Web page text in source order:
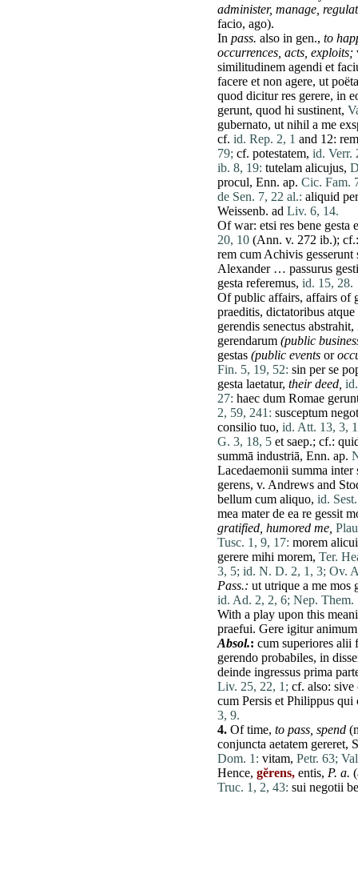
administer, manage,
facio, ago).
In pass. also in gen., to
occurrences, acts, exploits;
similitudinem agendi et
facere et non agere, ut poëta
quod dicitur res gerere, in
gerunt, quod hi sustinent,
gubernato, ut nihil a me
cf. id. Rep. 2, 1 and 12: rem
79; cf. potestatem, id. Verr.
ib. 8, 19: tutelam alicujus,
procul, Enn. ap. Cic. Fam.
de Sen. 7, 22 al.: aliquid per
Weissenb. ad Liv. 6, 14.
Of war: etsi res bene gesta
20, 10 (Ann. v. 272 ib.);
rem cum Achivis gesserunt
Alexander… passurus
gesta referemus, id. 15, 28.
Of public affairs, affairs of
praeditis, dictatoribus atque
gerendis senectus abstrahit,
gerendarum (public
gestas (public events or
Fin. 5, 19, 52: sin per se
gesta laetatur, their deed,
27: haec dum Romae
2, 59, 241: susceptum
consilio tuo, id. Att. 13, 3,
G. 3, 18, 5 et saep.; cf.:
summā industriā, Enn. ap.
Lacedaemonii summa inter
gerens, v. Andrews and
bellum cum aliquo, id.
mea mater de ea re gessit
gratified, humored me
Tusc. 1, 9, 17: morem alicui
gerere mihi morem, Ter.
3, 5; id. N. D. 2, 1, 3; Ov.
Pass.: ut utrique a me mos
id. Ad. 2, 2, 6; Nep. Them.
With a play upon this
praefui. Gere igitur animum
Absol.: cum superiores alii
gerendo probabiles, in
deinde ingressus prima
Liv. 25, 22, 1; cf. also: sive
cum Persis et Philippus qui
3, 9.
4. Oftime, to pass, spend
conjuncta aetatem gereret,
Dom. 1: vitam, Petr. 63;
Hence, gĕrens, entis, P. a.
Truc. 1, 2, 43: sui negotii